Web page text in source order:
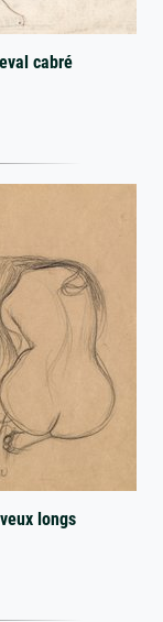
cabré
longs